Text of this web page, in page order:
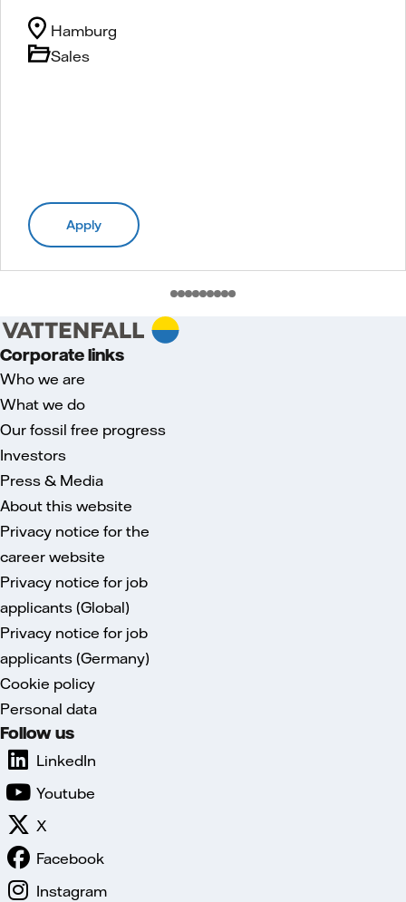
Sales
Hamburg
Apply
Corporate links
Who we are
What we do
Our fossil free progress
Investors
Press & Media
About this website
Privacy notice for the
career website
Privacy notice for job
applicants (Global)
Privacy notice for job
applicants (Germany)
Cookie policy
Personal data
Follow us
LinkedIn
Youtube
X
Facebook
Instagram